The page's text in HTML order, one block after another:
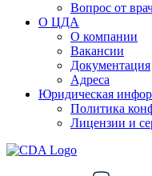
Вопрос от
О ЦДА
О компании
Вакансии
Документация
Адреса
Юридическая
Политика
Лицензии и